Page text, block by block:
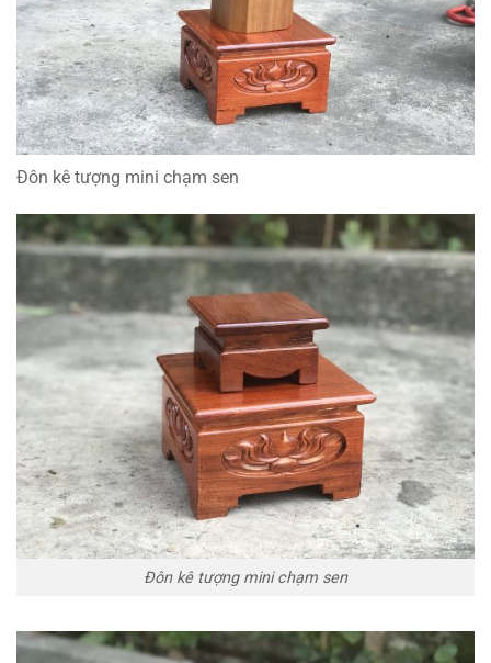
Đôn kê tượng mini chạm sen
Đôn kê tượng mini chạm sen